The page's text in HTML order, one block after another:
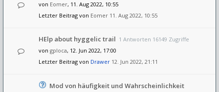
von Eomer, 11. Aug 2022, 10:55
Letzter Beitrag von Eomer 11. Aug 2022, 10:55
HElp about hyggelic trail 1 Antworten 16149 Zugriffe
von gploca, 12. Jun 2022, 17:00
Letzter Beitrag von Drawer 12. Jun 2022, 21:11
Mod von häufigkeit und Wahrscheinlichkeit